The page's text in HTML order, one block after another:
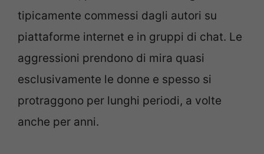
tipicamente commessi dagli autori su
piattaforme internet e in gruppi di chat. Le
aggressioni prendono di mira quasi
esclusivamente le donne e spesso si
protraggono per lunghi periodi, a volte
anche per anni.